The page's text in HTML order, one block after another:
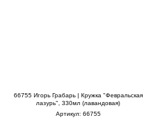
66755 Игорь Грабарь | Кружка "Февральская
лазурь", 330мл (лавандовая)
Артикул: 66755